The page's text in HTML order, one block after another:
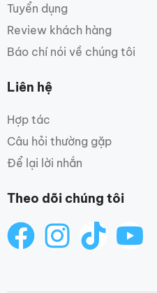
Tuyển dụng
Review khách hàng
Báo chí nói về chúng tôi
Liên hệ
Hợp tác
Câu hỏi thường gặp
Để lại lời nhắn
Theo dõi chúng tôi